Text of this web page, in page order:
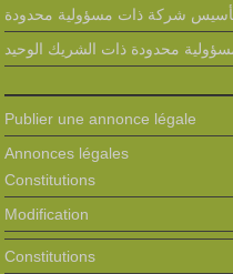
شركة ذات مسؤولية محدودة
محدودة ذات الشريك الوحيد
Publier une annonce légale
Annonces légales
Constitutions
Modification
Constitutions